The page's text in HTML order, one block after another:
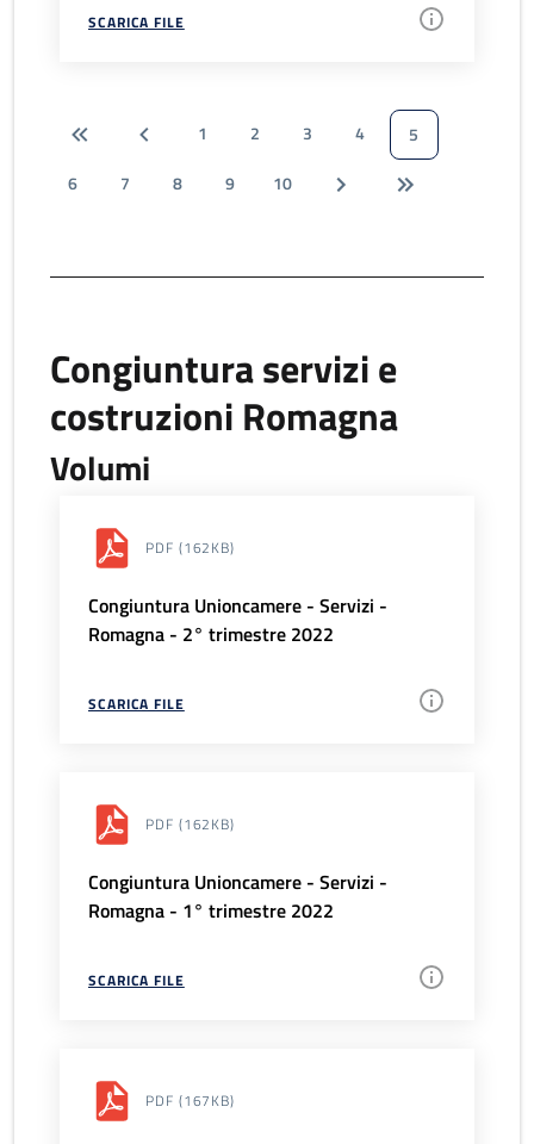
SCARICA FILE
1 2 3 4
5
6
7 8 9 10
Congiuntura servizi e
costruzioni Romagna
Volumi
PDF (162KB)
Congiuntura Unioncamere - Servizi -
Romagna - 2° trimestre 2022
SCARICA FILE
PDF (162KB)
Congiuntura Unioncamere - Servizi -
Romagna - 1° trimestre 2022
SCARICA FILE
PDF (167KB)